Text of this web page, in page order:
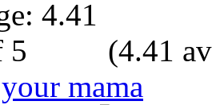
(4.41
mama